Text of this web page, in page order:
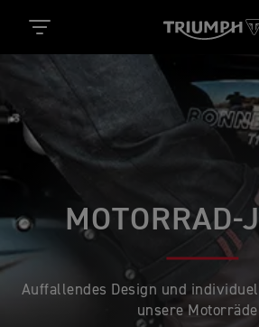
MOTORRAD-
Auffallendes Design und
unsere